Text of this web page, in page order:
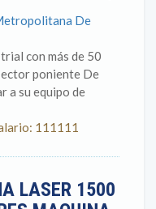
De
con más de 50
poniente De
a su equipo de
111111
LASER 1500